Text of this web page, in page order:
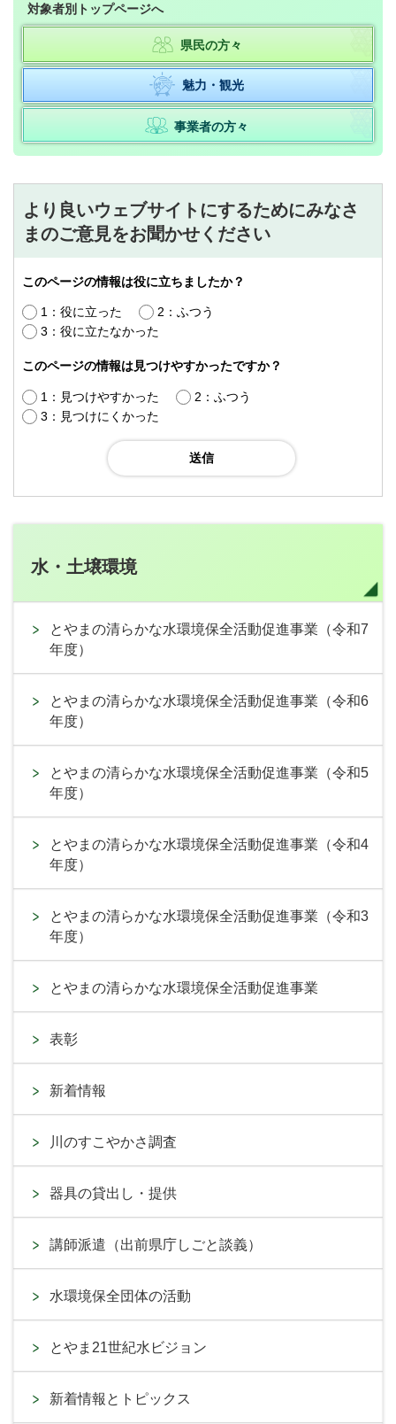
対象者別トップページへ
県民の方々
魅力・観光
事業者の方々
より良いウェブサイトにするためにみなさ
まのご意見をお聞かせください
このページの情報は役に立ちましたか？
1：役に立った
2：ふつう
3：役に立たなかった
このページの情報は見つけやすかったですか？
1：見つけやすかった
2：ふつう
3：見つけにくかった
水・土壌環境
とやまの清らかな水環境保全活動促進事業（令和7
年度）
とやまの清らかな水環境保全活動促進事業（令和6
年度）
とやまの清らかな水環境保全活動促進事業（令和5
年度）
とやまの清らかな水環境保全活動促進事業（令和4
年度）
とやまの清らかな水環境保全活動促進事業（令和3
年度）
とやまの清らかな水環境保全活動促進事業
表彰
新着情報
川のすこやかさ調査
器具の貸出し・提供
講師派遣（出前県庁しごと談義）
水環境保全団体の活動
とやま21世紀水ビジョン
新着情報とトピックス